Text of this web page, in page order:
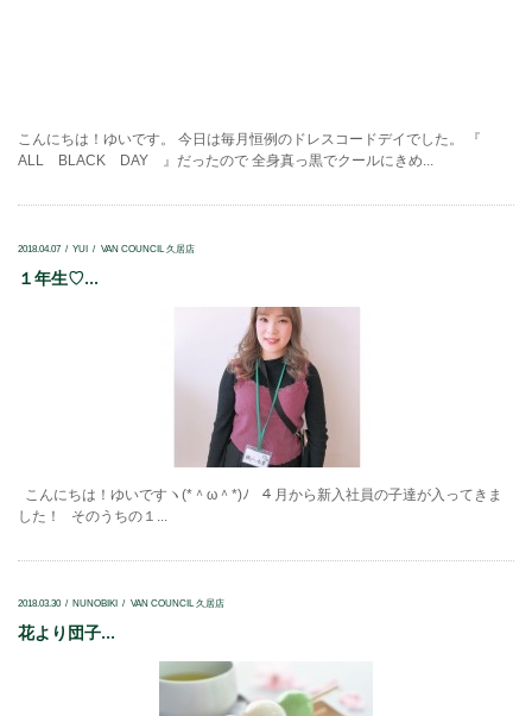
こんにちは！ゆいです。 今日は毎月恒例のドレスコードデイでした。 『
ALL BLACK DAY 』だったので 全身真っ黒でクールにきめ...
2018.04.07 YUI VAN COUNCIL 久居店
１年生♡...
こんにちは！ゆいですヽ(*＾ω＾*)ﾉ ４月から新入社員の子達が入ってきま
した！ そのうちの１...
2018.03.30 NUNOBIKI VAN COUNCIL 久居店
花より団子...